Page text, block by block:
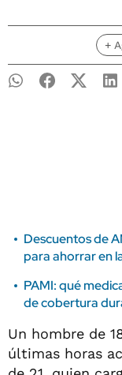
+
Descuentos de
para ahorrar en
PAMI: qué
de cobertura
Un hombre de
últimas horas